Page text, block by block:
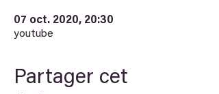
07 oct. 2020, 20:30
youtube
Partager cet